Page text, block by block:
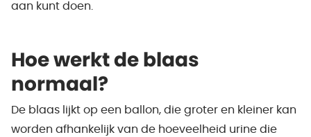
aan kunt doen.
Hoe werkt de blaas
normaal?
De blaas lijkt op een ballon, die groter en kleiner kan
worden afhankelijk van de hoeveelheid urine die